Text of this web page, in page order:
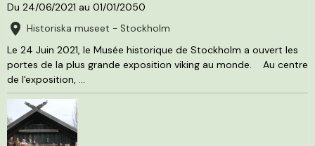
Du 24/06/2021 au 01/01/2050
Historiska museet - Stockholm
Le 24 Juin 2021, le Musée historique de Stockholm a ouvert les
portes de la plus grande exposition viking au monde. Au centre
de l'exposition, ...